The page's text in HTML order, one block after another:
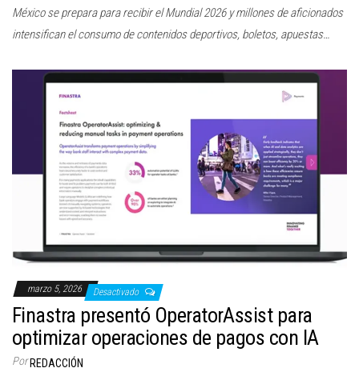
México se prepara para recibir el Mundial 2026 y millones de aficionados
intensifican el consumo de contenidos deportivos, boletos, apuestas…
marzo 5, 2026 Desactivado
Finastra presentó OperatorAssist para
optimizar operaciones de pagos con IA
Por REDACCIÓN